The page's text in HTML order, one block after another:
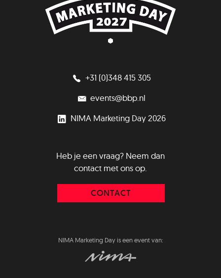
+31 (0)348 415 305
events@bbp.nl
NIMA Marketing Day 2026
Heb je een vraag? Neem dan
contact met ons op.
CONTACT
NIMA Marketing Day is een event van: